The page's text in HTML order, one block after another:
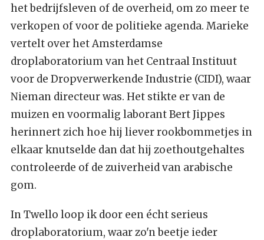
het bedrijfsleven of de overheid, om zo meer te
verkopen of voor de politieke agenda. Marieke
vertelt over het Amsterdamse
droplaboratorium van het Centraal Instituut
voor de Dropverwerkende Industrie (CIDI), waar
Nieman directeur was. Het stikte er van de
muizen en voormalig laborant Bert Jippes
herinnert zich hoe hij liever rookbommetjes in
elkaar knutselde dan dat hij zoethoutgehaltes
controleerde of de zuiverheid van arabische
gom.
In Twello loop ik door een écht serieus
droplaboratorium, waar zo'n beetje ieder